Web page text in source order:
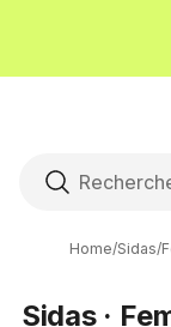
Home/Sidas/
Sidas ·